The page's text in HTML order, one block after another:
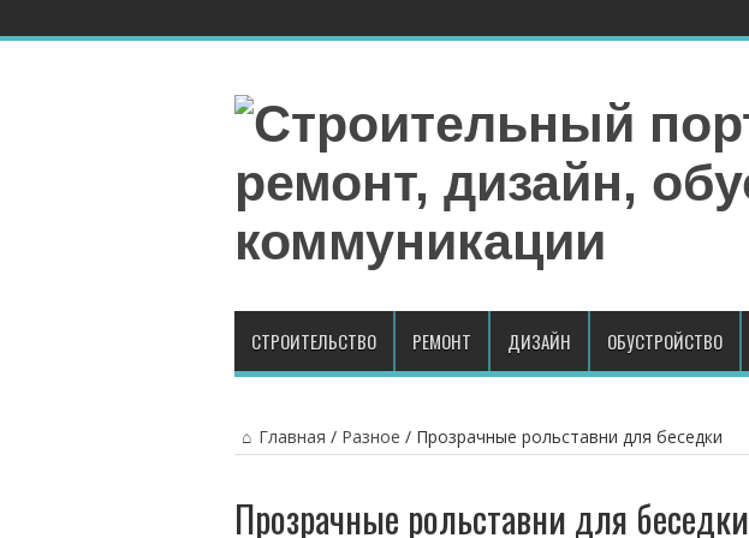
СТРОИТЕЛЬСТВО РЕМОНТ ДИЗАЙН ОБУСТРОЙСТВО
Главная / Разное / Прозрачные рольставни для беседки
Прозрачные рольставни для беседки